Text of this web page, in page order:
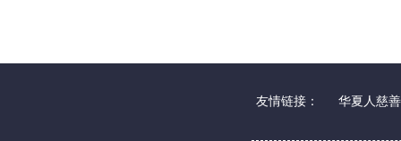
友情链接： 华夏人慈